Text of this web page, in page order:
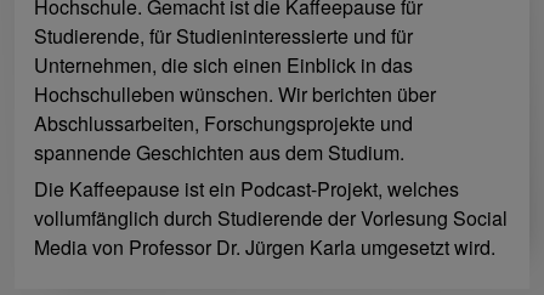
Hochschule. Gemacht ist die Kaffeepause für
Studierende, für Studieninteressierte und für
Unternehmen, die sich einen Einblick in das
Hochschulleben wünschen. Wir berichten über
Abschlussarbeiten, Forschungsprojekte und
spannende Geschichten aus dem Studium.
Die Kaffeepause ist ein Podcast-Projekt, welches
vollumfänglich durch Studierende der Vorlesung Social
Media von Professor Dr. Jürgen Karla umgesetzt wird.